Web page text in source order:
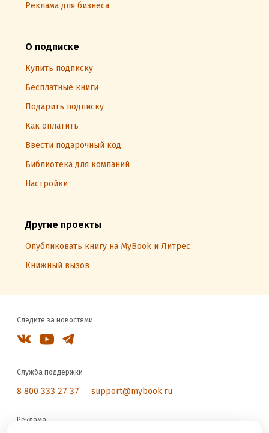
Реклама для бизнеса
О подписке
Купить подписку
Бесплатные книги
Подарить подписку
Как оплатить
Ввести подарочный код
Библиотека для компаний
Настройки
Другие проекты
Опубликовать книгу на MyBook и Литрес
Книжный вызов
Следите за новостями
Служба поддержки
8 800 333 27 37 support@mybook.ru
Реклама